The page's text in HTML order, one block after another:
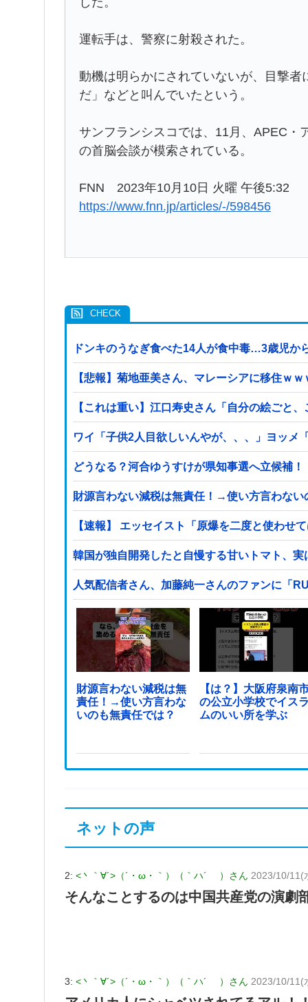
運転手は、警察に射殺された。
動機は明らかにされていないが、目撃
だ」などと叫んでいたという。
サンフランシスコでは、11月、APEC・
の首脳会談が模索されている。
FNN 2023年10月10日 火曜 午後5:32
https://www.fnn.jp/articles/-/598456
ドンキのうなぎ食べた14人が食中毒…3歳児か
【悲報】菊地亜美さん、マレーシアに移住ｗ
【これは重い】江口寿史さん「自分の絵ごと
ワイ「子供2人目欲しいんやが、、、」ヨッメ
どうなる？河合ゆうすけが県知事選へ立候補！
財源言わない減税は無責任！→使い方言わない
【速報】 エッセイスト「原爆を二度と使わ
韓国が独自開発したと自慢する甘いトマト、
人気配信者さん、加藤純一さんのファンに「
財源言わない減税は無
責任！→使い方言わな
いのも無責任では？
【は？】大阪府泉南
の公立小学校でイス
ムのいい所を学ぶ
ネットの声
2: <丶｀∀´>（´・ω・｀）（｀ハ´ ）さん 2023/10/11(
そんなことするのは中国共産党の演劇
3: <丶｀∀´>（´・ω・｀）（｀ハ´ ）さん 2023/10/11(